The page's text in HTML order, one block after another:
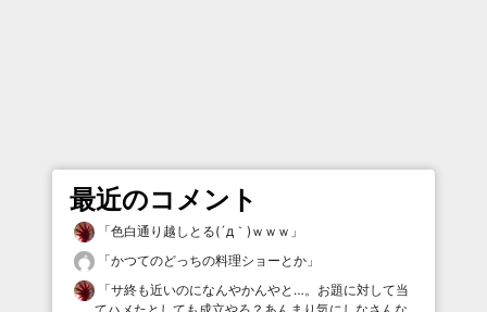
最近のコメント
「色白通り越しとる(´д｀)ｗｗｗ 」
「かつてのどっちの料理ショーとか 」
「サ終も近いのになんやかんやと…。お題に対して当